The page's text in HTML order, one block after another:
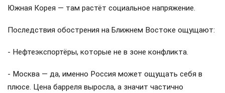
Южная Корея — там растёт социальное напряжение.
Последствия обострения на Ближнем Востоке ощущают:
- Нефтеэкспортёры, которые не в зоне конфликта.
- Москва — да, именно Россия может ощущать себя в
плюсе. Цена барреля выросла, а значит частично